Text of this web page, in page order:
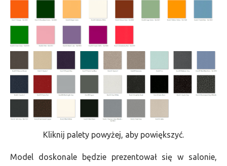
Kliknij palety powyżej, aby powiększyć.
Model doskonale będzie prezentował się w salonie,